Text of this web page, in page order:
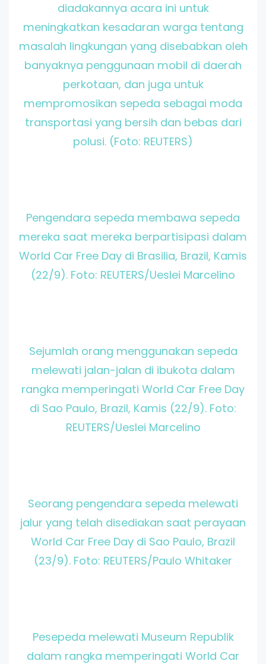
diadakannya acara ini untuk
meningkatkan kesadaran warga tentang
masalah lingkungan yang disebabkan oleh
banyaknya penggunaan mobil di daerah
perkotaan, dan juga untuk
mempromosikan sepeda sebagai moda
transportasi yang bersih dan bebas dari
polusi. (Foto: REUTERS)
Pengendara sepeda membawa sepeda
mereka saat mereka berpartisipasi dalam
World Car Free Day di Brasilia, Brazil, Kamis
(22/9). Foto: REUTERS/Ueslei Marcelino
Sejumlah orang menggunakan sepeda
melewati jalan-jalan di ibukota dalam
rangka memperingati World Car Free Day
di Sao Paulo, Brazil, Kamis (22/9). Foto:
REUTERS/Ueslei Marcelino
Seorang pengendara sepeda melewati
jalur yang telah disediakan saat perayaan
World Car Free Day di Sao Paulo, Brazil
(23/9). Foto: REUTERS/Paulo Whitaker
Pesepeda melewati Museum Republik
dalam rangka memperingati World Car